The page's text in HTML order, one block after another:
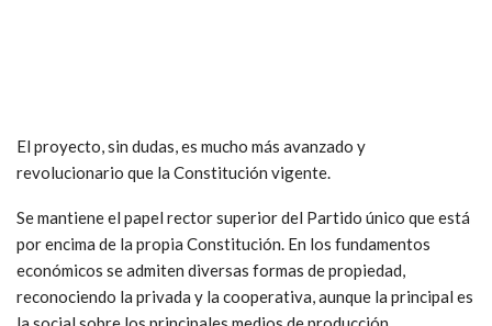
El proyecto, sin dudas, es mucho más avanzado y
revolucionario que la Constitución vigente.
Se mantiene el papel rector superior del Partido único que está
por encima de la propia Constitución. En los fundamentos
económicos se admiten diversas formas de propiedad,
reconociendo la privada y la cooperativa, aunque la principal es